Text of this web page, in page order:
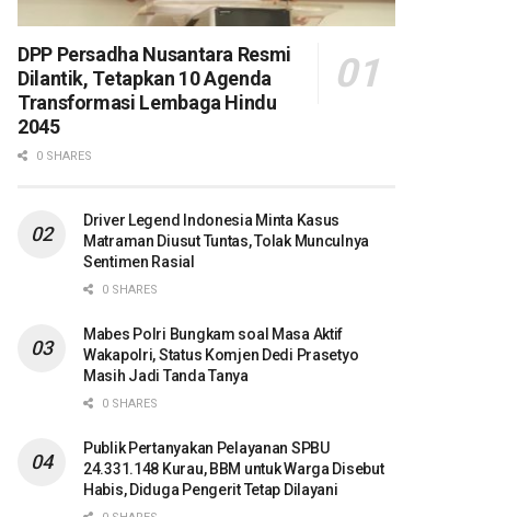
DPP Persadha Nusantara Resmi
Dilantik, Tetapkan 10 Agenda
Transformasi Lembaga Hindu
2045
0 SHARES
Driver Legend Indonesia Minta Kasus
Matraman Diusut Tuntas, Tolak Munculnya
Sentimen Rasial
0 SHARES
Mabes Polri Bungkam soal Masa Aktif
Wakapolri, Status Komjen Dedi Prasetyo
Masih Jadi Tanda Tanya
0 SHARES
Publik Pertanyakan Pelayanan SPBU
24.331.148 Kurau, BBM untuk Warga Disebut
Habis, Diduga Pengerit Tetap Dilayani